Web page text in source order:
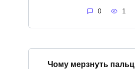
0 1
Чому мерзнуть